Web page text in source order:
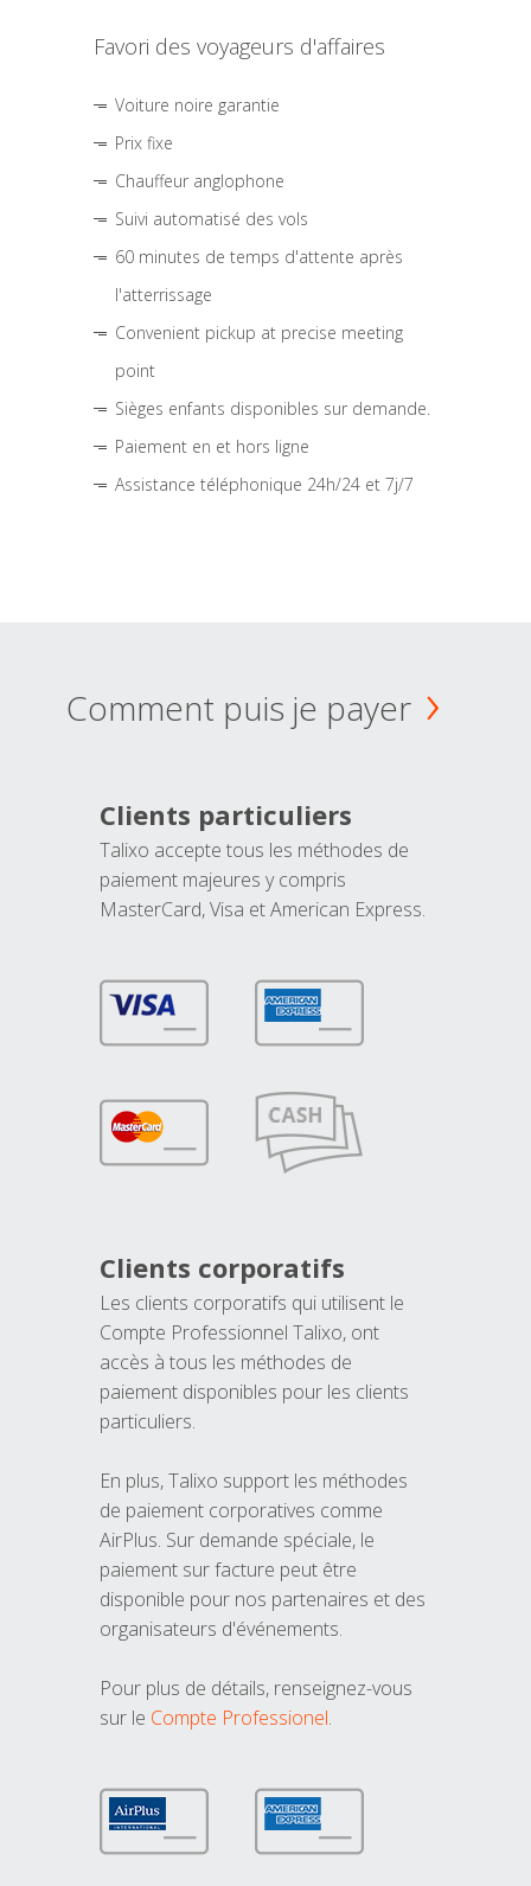
Favori des voyageurs d'affaires
Voiture noire garantie
Prix fixe
Chauffeur anglophone
Suivi automatisé des vols
60 minutes de temps d'attente après
l'atterrissage
Convenient pickup at precise meeting
point
Sièges enfants disponibles sur demande.
Paiement en et hors ligne
Assistance téléphonique 24h/24 et 7j/7
Comment puis je payer
Clients particuliers
Talixo accepte tous les méthodes de
paiement majeures y compris
MasterCard, Visa et American Express.
Clients corporatifs
Les clients corporatifs qui utilisent le
Compte Professionnel Talixo, ont
accès à tous les méthodes de
paiement disponibles pour les clients
particuliers.
En plus, Talixo support les méthodes
de paiement corporatives comme
AirPlus. Sur demande spéciale, le
paiement sur facture peut être
disponible pour nos partenaires et des
organisateurs d'événements.
Pour plus de détails, renseignez-vous
sur le Compte Professionel.